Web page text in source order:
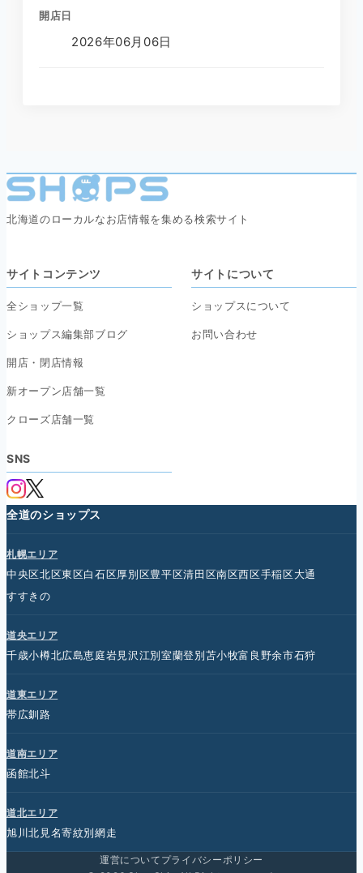
開店日
2026年06月06日
北海道のローカルなお店情報を集める検索サイト
サイトコンテンツ
全ショップ一覧
ショップス編集部ブログ
開店・閉店情報
新オープン店舗一覧
クローズ店舗一覧
サイトについて
ショップスについて
お問い合わせ
SNS
全道のショップス
札幌エリア
中央区北区東区白石区厚別区豊平区清田区南区西区手稲区大通
すすきの
道央エリア
千歳小樽北広島恵庭岩見沢江別室蘭登別苫小牧富良野余市石狩
道東エリア
帯広釧路
道南エリア
函館北斗
道北エリア
旭川北見 名寄紋別網走
運営について プライバシーポリシー